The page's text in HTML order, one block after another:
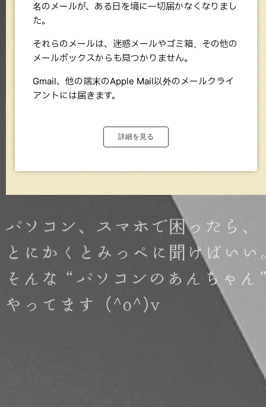
名のメールが、ある日を境に一切届かなくなりまし
た。
それらのメールは、迷惑メールやゴミ箱、その他の
メールボックスからも見つかりません。
Gmail、他の端末のApple Mail以外のメールクライ
アントには届きます。
詳細を見る